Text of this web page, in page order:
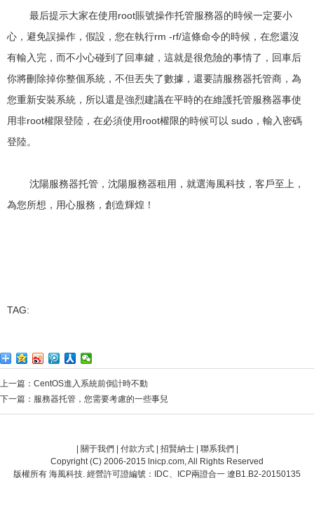
最后提示大家在使用root賬號操作托管服務器的時候一定要小
心，避免誤操作，假設，您在執行rm -rf/這條命令的時候，在您還沒
有輸入完，而不小心碰到了回車鍵，這就是很危險的事情了，回車后
你將刪除掉你整個系統，不但丟失了數據，還要請服務器托管商，為
您重新安裝系統，所以還是強烈建議在平時的在維護托管服務器事使
用非root權限登陸，在必須使用root權限的時候可以 sudo，輸入密碼
登陸。
沈陽服務器托管，沈陽服務器租用，就選海風科技，客戶至上，
為您所想，用心服務，創造輝煌！
TAG:
上一篇： CentOS進入系統前倒計時不動
下一篇： 服務器托管，您需要考慮的一些事兒
關于我們 付款方式| 招賢納士| 聯系我們
Copyright (C) 2006-2015 lnicp.com, All Rights Reserved
版權所有 海風科技. 經營許可證編號：IDC、ICP兩證合一 遼B1.B2-20150135